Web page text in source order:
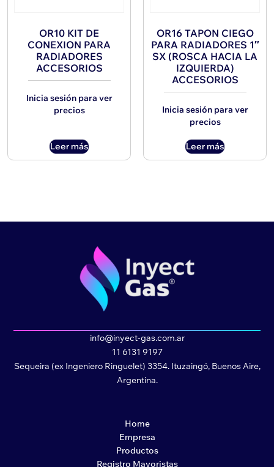
OR10 KIT DE
CONEXION PARA
RADIADORES
ACCESORIOS
Inicia sesión para ver
precios
Leer más
OR16 TAPON CIEGO
PARA RADIADORES 1″
SX (ROSCA HACIA LA
IZQUIERDA)
ACCESORIOS
Inicia sesión para ver
precios
Leer más
info@inyect-gas.com.ar
11 6131 9197
Sequeira (ex Ingeniero Ringuelet) 3354. Ituzaingó, Buenos Aire,
Argentina.
Home
Empresa
Productos
Registro Mayoristas